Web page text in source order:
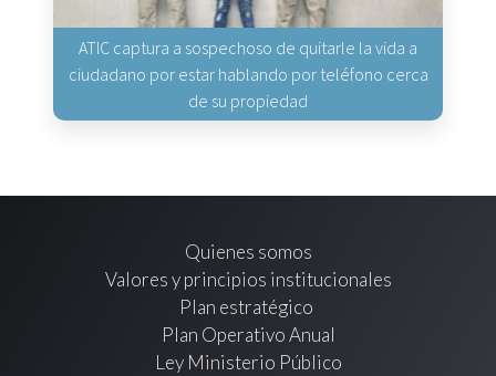
ATIC captura a sospechoso de quitarle la vida a
ciudadano por estar hablando por teléfono cerca
de su propiedad
Quienes somos
Valores y principios institucionales
Plan estratégico
Plan Operativo Anual
Ley Ministerio Público